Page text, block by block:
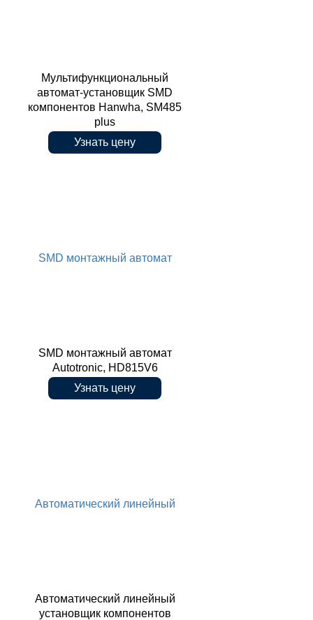
установщик SMD компонентов
Мультифункциональный
автомат-установщик SMD
компонентов Hanwha, SM485
plus
Узнать цену
SMD монтажный автомат
SMD монтажный автомат
Autotronic, HD815V6
Узнать цену
Автоматический линейный
Автоматический линейный
установщик компонентов